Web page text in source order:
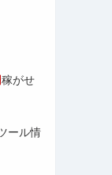
稼がせ
ール情